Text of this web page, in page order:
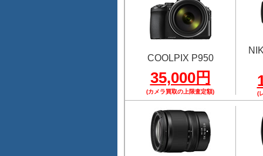
COOLPIX P950
35,000円
(カメラ買取の上限査定額) (